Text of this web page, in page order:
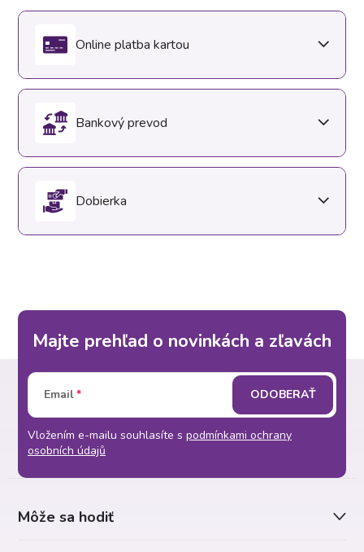
Online platba kartou
Bankový prevod
Dobierka
Majte prehľad o novinkách a zľavách
Email
Vložením e-mailu souhlasíte s podmínkami ochrany
osobních údajů
ODOBERAŤ
Môže sa hodiť